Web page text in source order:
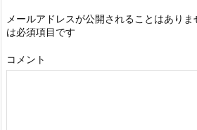
メールアドレスが公開されることはありま
は必須項目です
コメント